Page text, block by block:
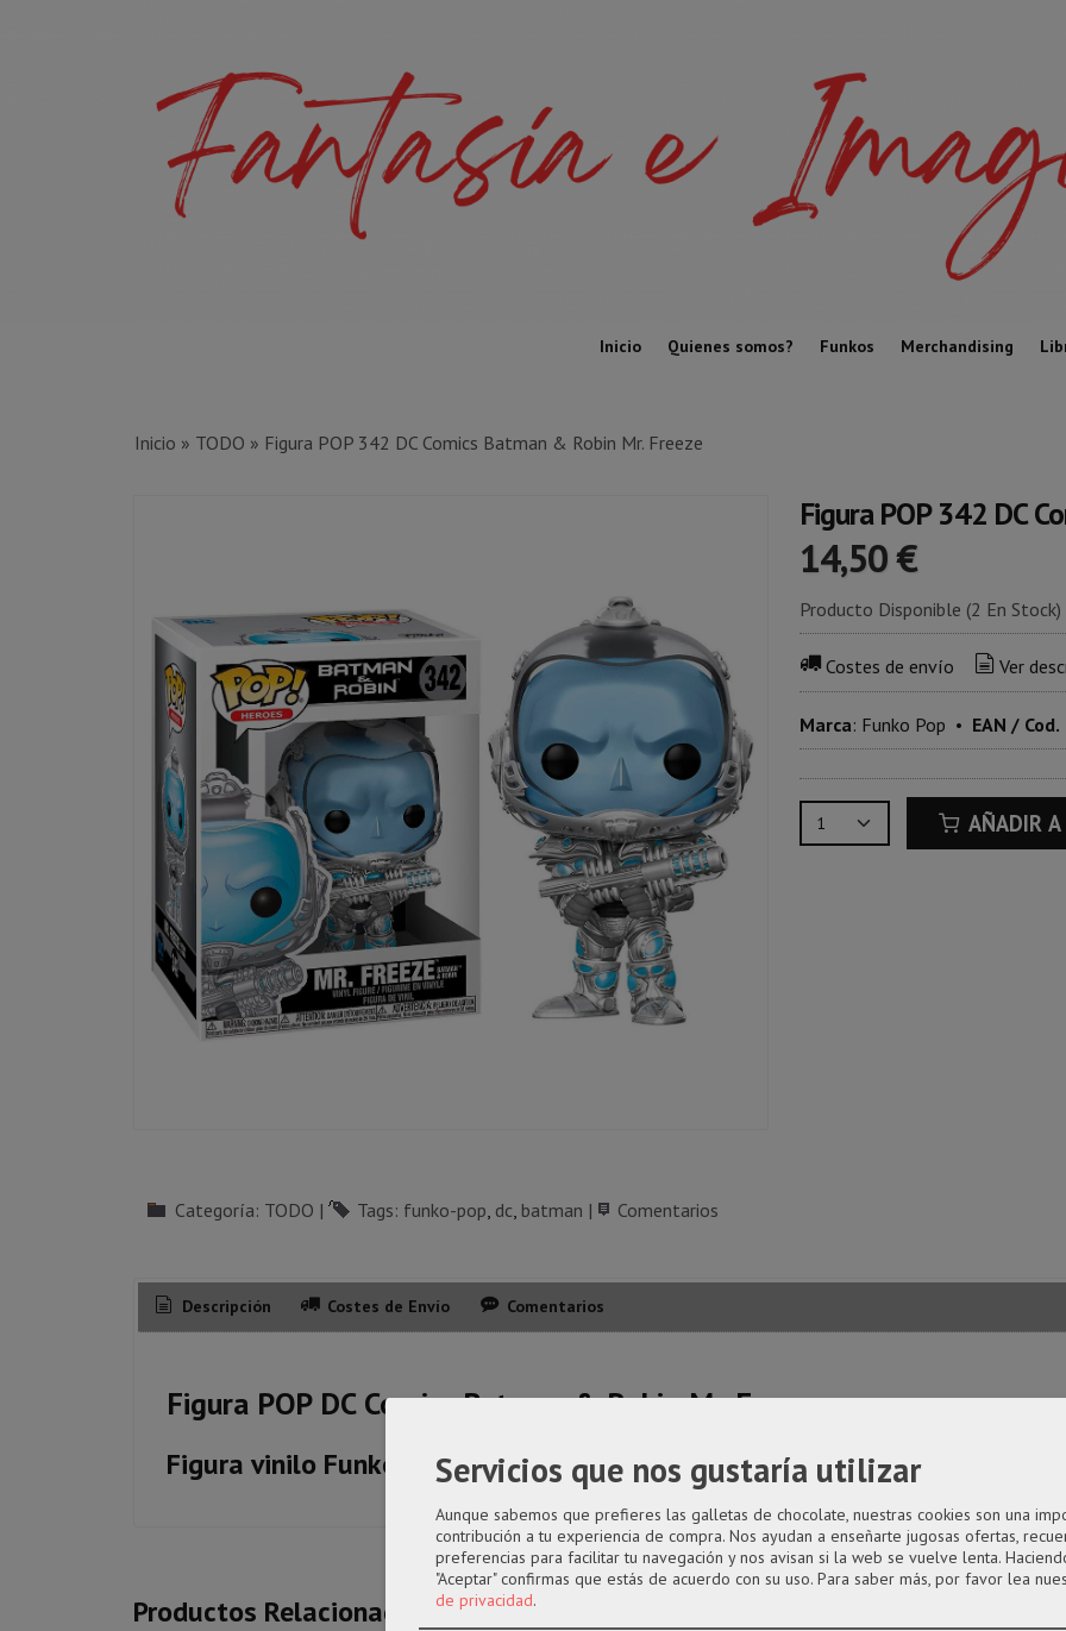
Inicio Quienes somos? Funkos Merchandising
Inicio » TODO » Figura POP 342 DC Comics Batman & Robin Mr. Freeze
Figura POP 342 DC
14,50 €
Producto Disponible (2 En Stock)
Costes de envío Ver
Marca: Funko Pop • EAN /
AÑADIR A
Categoría: TODO | Tags: funko-pop dc batman | Comentarios
Descripción Costes de Envío Comentarios
Figura POP DC Comics Batman & Robin Mr. Freeze
Figura vinilo Funko POP de 9cm en caja regalo con ventana.
Productos Relacionados
Servicios que nos gustaría utilizar
Aunque sabemos que prefieres las galletas de chocolate, nuestras cookies son una
contribución a tu experiencia de compra. Nos ayudan a enseñarte jugosas ofertas,
preferencias para facilitar tu navegación y nos avisan si la web se vuelve lenta.
"Aceptar" confirmas que estás de acuerdo con su uso. Para saber más, por favor lea
de privacidad.